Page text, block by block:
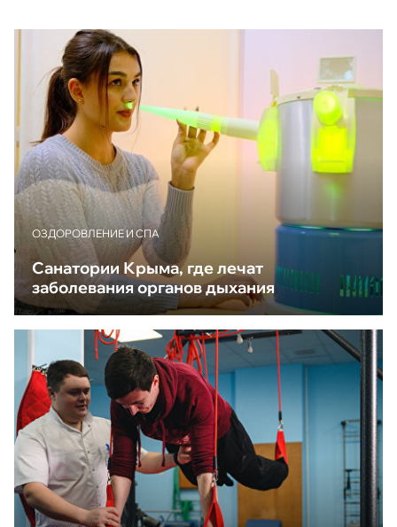
ОЗДОРОВЛЕНИЕ И СПА
Санатории Крыма, где лечат
заболевания органов дыхания